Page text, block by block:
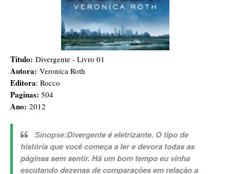
Titulo: Divergente - Livro 01
Autora: Veronica Roth
Editora: Rocco
Paginas: 504
Ano: 2012
Sinopse:Divergente é eletrizante. O tipo de
história que você começa a ler e devora todas as
páginas sem sentir. Há um bom tempo eu vinha
escutando dezenas de comparações em relação a